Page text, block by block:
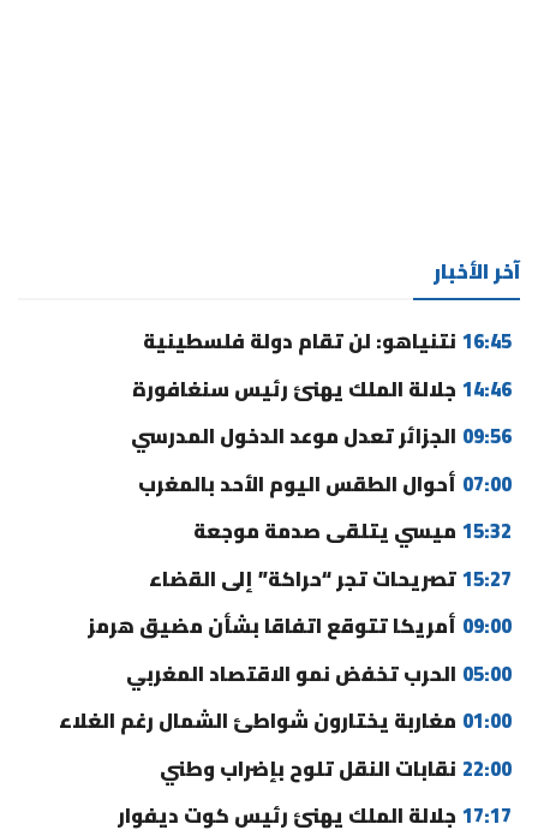
آخر الأخبار
16:45 نتنياهو: لن تقام دولة فلسطينية
14:46 جلالة الملك يهنئ رئيس سنغافورة
09:56 الجزائر تعدل موعد الدخول المدرسي
07:00 أحوال الطقس اليوم الأحد بالمغرب
15:32 ميسي يتلقى صدمة موجعة
15:27تصريحات تجر “حراكة” إلى القضاء
09:00 أمريكا تتوقع اتفاقا بشأن مضيق هرمز
05:00 الحرب تخفض نمو الاقتصاد المغربي
01:00 مغاربة يختارون شواطئ الشمال رغم الغلاء
22:00 نقابات النقل تلوح بإضراب وطني
17:17 جلالة الملك يهنئ رئيس كوت ديفوار